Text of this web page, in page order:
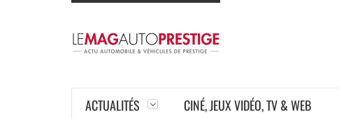
ACTUALITÉS CINÉ, JEUX VIDÉO, TV & WEB